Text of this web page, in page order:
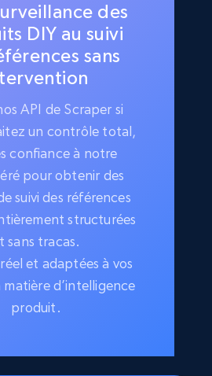
des
DIY au suivi
sans
API de Scraper si
un contrôle total,
confiance à notre
pour obtenir des
suivi des références
structurées
sans tracas.
et adaptées à vos
matière d’intelligence
produit.